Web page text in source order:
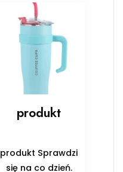
produkt
produkt Sprawdzi
się na co dzień.